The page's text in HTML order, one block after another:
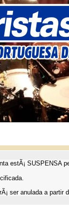
estÃ¡ SUSPENSA
ser anulada a partir